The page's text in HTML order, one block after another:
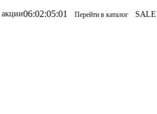
:05:01 Перейти в каталог SALE на